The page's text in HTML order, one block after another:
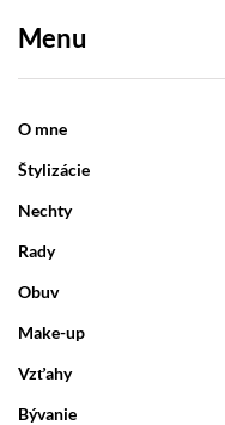
Menu
O mne
Štylizácie
Nechty
Rady
Obuv
Make-up
Vzťahy
Bývanie